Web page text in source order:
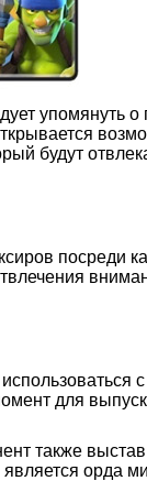
упомянуть
будут
посреди
для
также
орда